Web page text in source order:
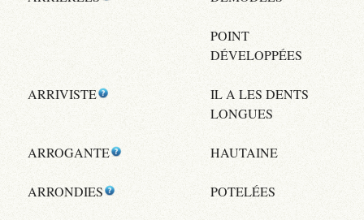
POINT
DÉVELOPPÉES
ARRIVISTE
IL A LES DENTS
LONGUES
ARROGANTE HAUTAINE
ARRONDIES POTELÉES